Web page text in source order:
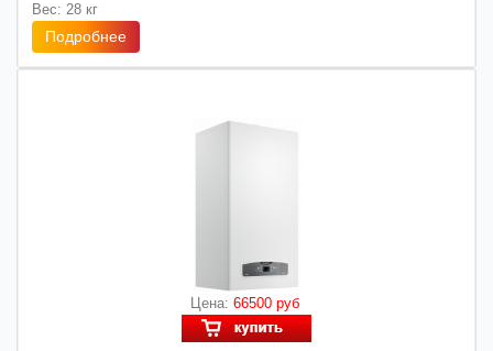
Вес: 28 кг
Подробнее
Цена: 66500 руб